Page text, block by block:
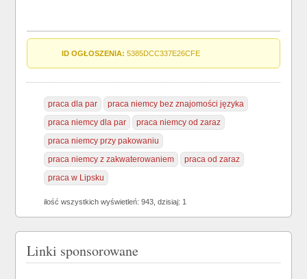
ID OGŁOSZENIA: 5385DCC337E26CFE
praca dla par
praca niemcy bez znajomości języka
praca niemcy dla par
praca niemcy od zaraz
praca niemcy przy pakowaniu
praca niemcy z zakwaterowaniem
praca od zaraz
praca w Lipsku
ilość wszystkich wyświetleń: 943, dzisiaj: 1
Linki sponsorowane